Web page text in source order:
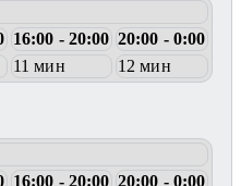
16:00 - 20:00 20:00 - 0:00
11 мин 12 мин
16:00 - 20:00 20:00 - 0:00